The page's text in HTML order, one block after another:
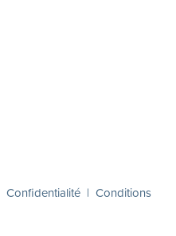
Confidentialité | Conditions